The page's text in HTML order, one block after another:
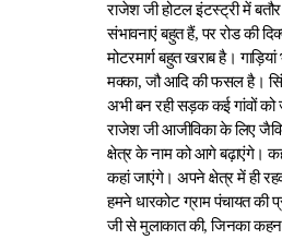
राजेश जी होटल इंटस्ट्री में
संभावनाएं बहुत हैं, पर रोड की
मोटरमार्ग बहुत खराब है।
मक्का, जौ आदि की फसल है।
अभी बन रही सड़क कई गांवों को
राजेश जी आजीविका के लिए
क्षेत्र के नाम को आगे बढ़ाएंगे।
कहां जाएंगे। अपने क्षेत्र में ही
हमने धारकोट ग्राम पंचायत की
जी से मुलाकात की, जिनका